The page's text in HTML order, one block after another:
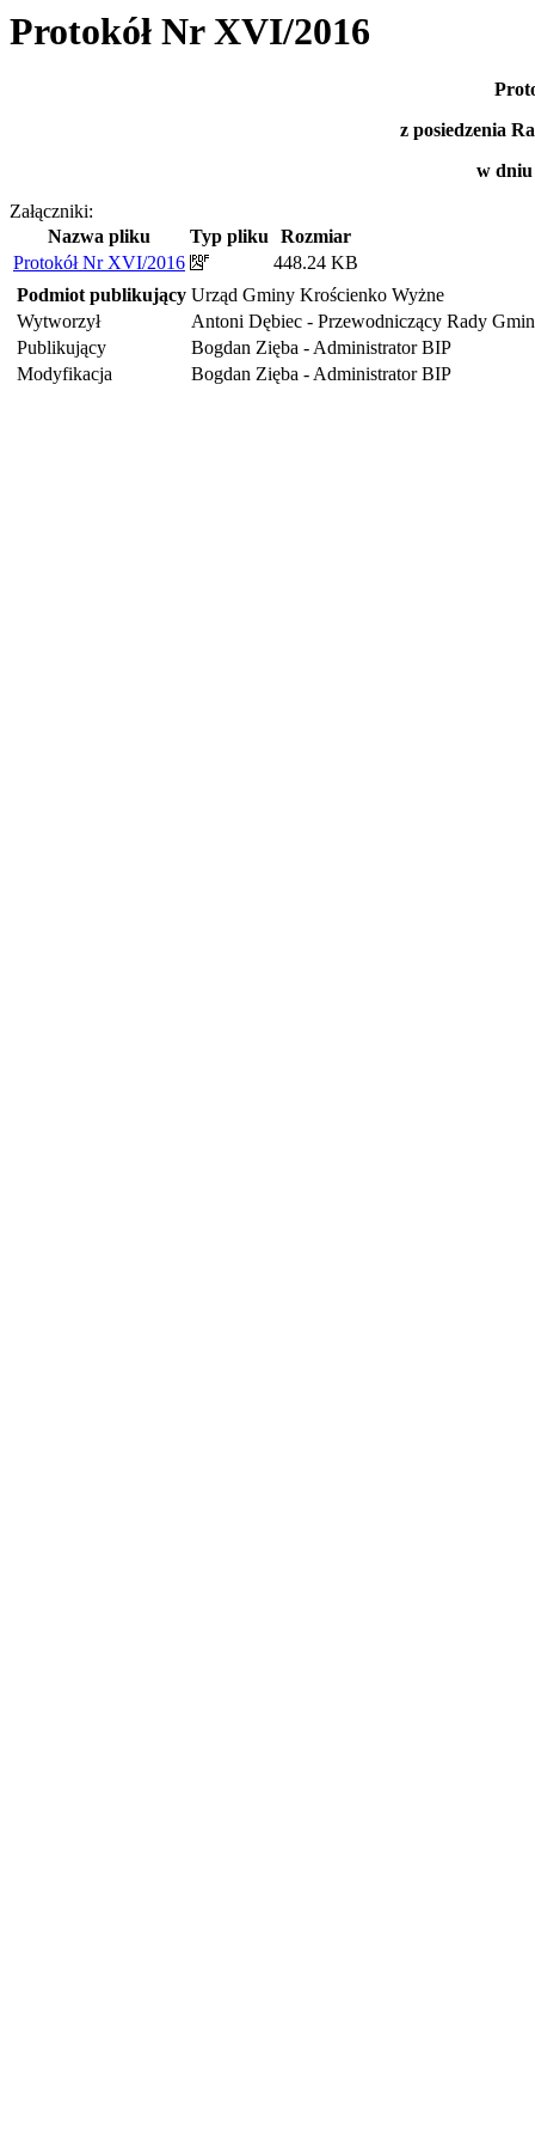
Protokół Nr XVI/2016
z posiedzenia
w dniu
Załączniki:
Nazwa pliku
Typ pliku Rozmiar
Protokół Nr XVI/2016
448.24 KB
Podmiot publikujący Urząd Gminy Krościenko Wyżne
Wytworzył
Antoni Dębiec - Przewodniczący Rady
Publikujący
Bogdan Zięba - Administrator BIP
Modyfikacja
Bogdan Zięba - Administrator BIP